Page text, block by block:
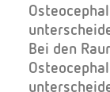
Bei den